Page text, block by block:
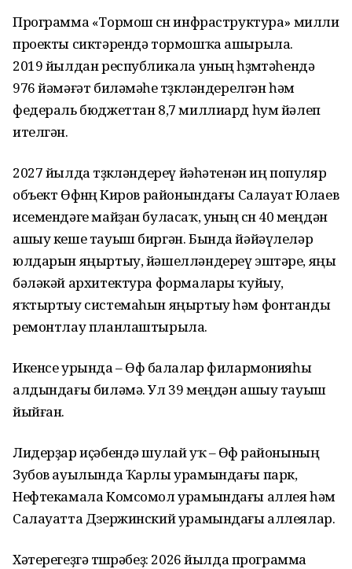
Программа «Тормош өсөн инфраструктура» милли
проекты сиктәрендә тормошҡа ашырыла.
2019 йылдан республикала уның һөҙөмтәһендә
976 йәмәғәт биләмәһе төҙөкләндерелгән һәм
федераль бюджеттан 8,7 миллиард һум йәлеп
ителгән.
2027 йылда төҙөкләндереү йәһәтенән иң популяр
объект Өфөнөң Киров районындағы Салауат Юлаев
исемендәге майҙан буласаҡ, уның өсөн 40 меңдән
ашыу кеше тауыш биргән. Бында йәйәүлеләр
юлдарын яңыртыу, йәшелләндереү эштәре, яңы
бәләкәй архитектура формалары ҡуйыу,
яҡтыртыу системаһын яңыртыу һәм фонтанды
ремонтлау планлаштырыла.
Икенсе урында – Өфө балалар филармонияһы
алдындағы биләмә. Ул 39 меңдән ашыу тауыш
йыйған.
Лидерҙар иҫәбендә шулай уҡ – Өфө районының
Зубов ауылында Ҡарлы урамындағы парк,
Нефтекамала Комсомол урамындағы аллея һәм
Салауатта Дзержинский урамындағы аллеялар.
Хәтерегеҙгә төшөрәбеҙ: 2026 йылда программа